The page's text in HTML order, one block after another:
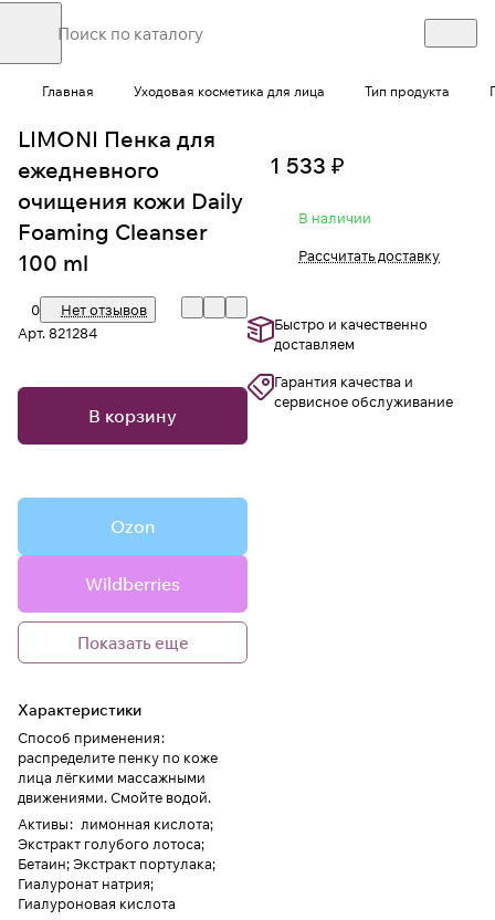
Главная Уходовая косметика для лица Тип продукта
LIMONI Пенка для
ежедневного
очищения кожи Daily
Foaming Cleanser
100 ml
0
Нет отзывов
Арт.821284
В корзину
Ozon
Wildberries
Показать еще
Характеристики
Способ применения:
распределите пенку по коже
лица лёгкими массажными
движениями. Смойте водой.
Активы: лимонная кислота;
Экстракт голубого лотоса;
Бетаин; Экстракт портулака;
Гиалуронат натрия;
Гиалуроновая кислота
1 533 ₽
В наличии
Рассчитать доставку
Быстро и качественно
доставляем
Гарантия качества и
сервисное обслуживание